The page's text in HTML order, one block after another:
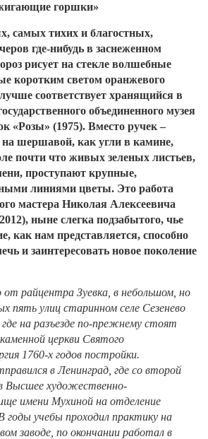
горшки»
самых тихих и благостных,
где-нибудь в заснеженном
рисует на стекле волшебные
коротким светом оранжевого
соответствует хранящийся в
объединенного музея
«Розы» (1975). Вместо ручек –
шершавой, как угли в камине,
почти что живых зеленых листьев,
проступают крупные,
линиями цветы. Это работа
мастера Николая Алексеевича
ныне слегка подзабытого, чье
как нам представляется, способно
и заинтересовать новое поколение
от райцентра Зуевка, в небольшом, но
пять улиц старинном селе Сезенево
на разъезде по-прежнему стоят
церкви Святого
1760-х годов постройки.
в Ленинград, где со второй
Высшее художественно-
имени Мухиной на отделение
годы учебы проходил практику на
заводе, по окончании работал в